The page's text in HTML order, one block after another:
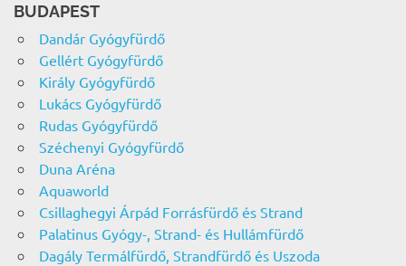
BUDAPEST
Dandár Gyógyfürdő
Gellért Gyógyfürdő
Király Gyógyfürdő
Lukács Gyógyfürdő
Rudas Gyógyfürdő
Széchenyi Gyógyfürdő
Duna Aréna
Aquaworld
Csillaghegyi Árpád Forrásfürdő és Strand
Palatinus Gyógy-, Strand- és Hullámfürdő
Dagály Termálfürdő, Strandfürdő és Uszoda